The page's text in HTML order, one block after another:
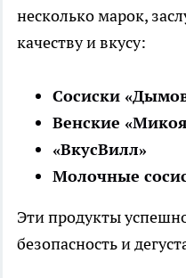
несколько марок,
качеству и вкусу:
Сосиски
Венские
«ВкусВилл»
Молочные
Эти продукты
безопасность и